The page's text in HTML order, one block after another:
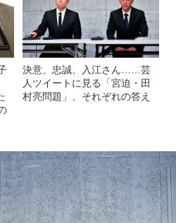
決意、忠誠、入江さん……芸
人ツイートに見る「宮迫・田
村亮問題」、それぞれの答え